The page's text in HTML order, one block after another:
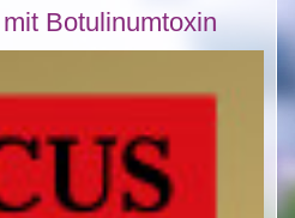
Botulinumtoxin